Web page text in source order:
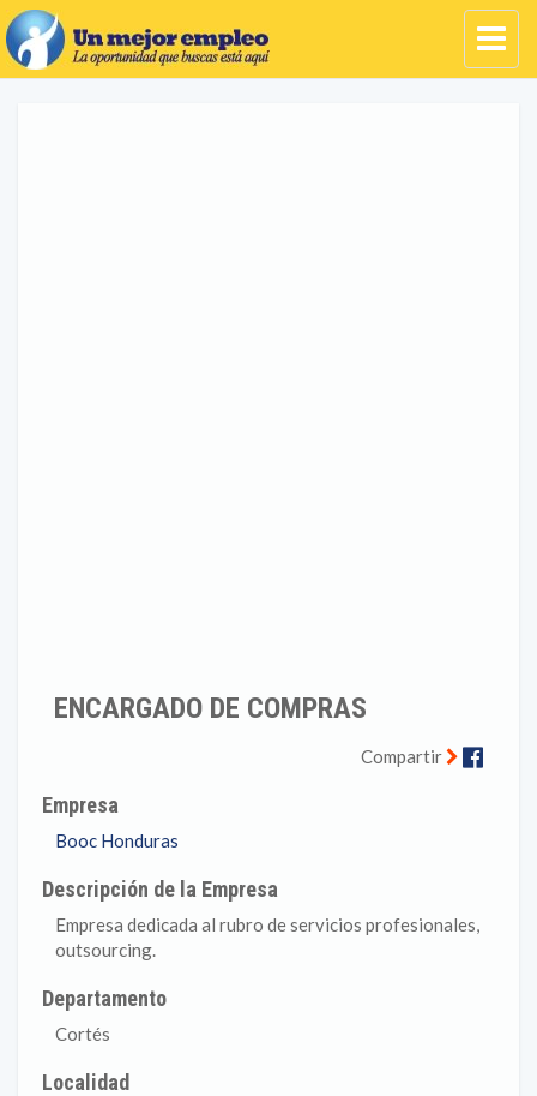
ENCARGADO DE COMPRAS
Compartir
Empresa
Booc Honduras
Descripción de la Empresa
Empresa dedicada al rubro de servicios profesionales,
outsourcing.
Departamento
Cortés
Localidad